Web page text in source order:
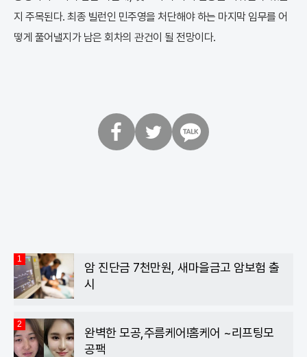
지 주목된다. 최종 빌런인 민주영을 처단해야 하는 마지막 임무를 어
떻게 풀어낼지가 남은 회차의 관건이 될 전망이다.
1
암 진단금 7천만원, 새마을금고 암보험 출
시
2
완벽한 모공,주름케어!홈케어 ~리프팅모
공팩